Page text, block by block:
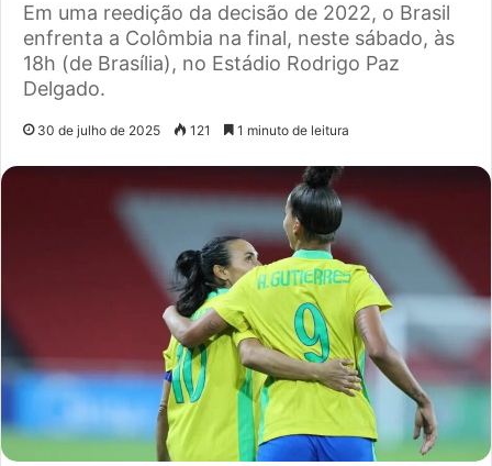
Em uma reedição da decisão de 2022, o Brasil
enfrenta a Colômbia na final, neste sábado, às
18h (de Brasília), no Estádio Rodrigo Paz
Delgado.
30 de julho de 2025 121 1 minuto de leitura